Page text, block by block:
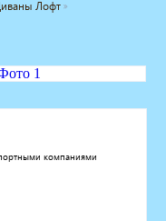
Лофт
компаниями